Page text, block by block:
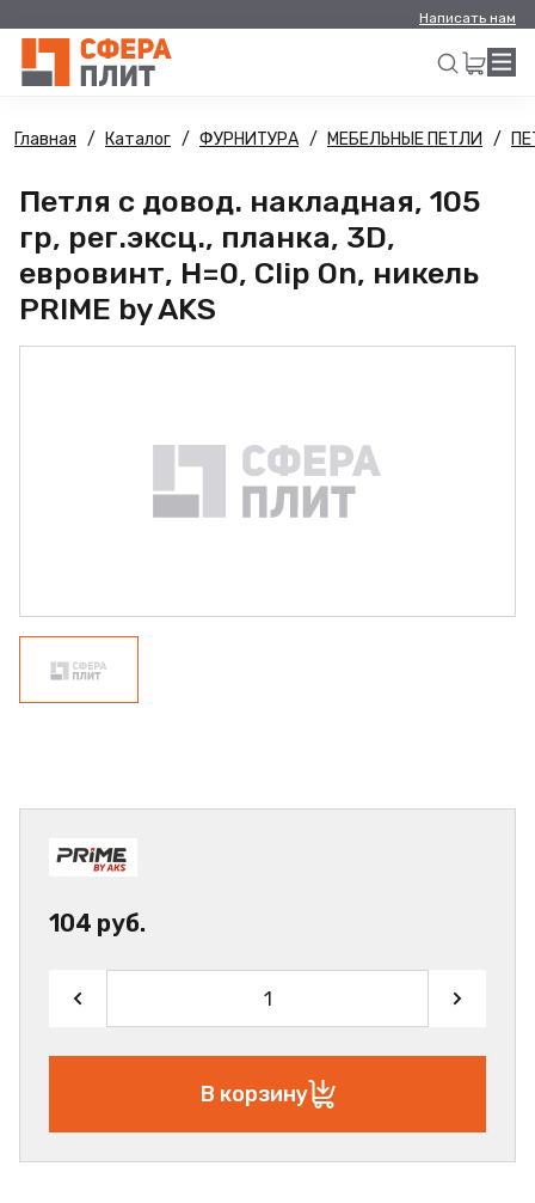
Написать нам
Искать
Главная Каталог ФУРНИТУРА МЕБЕЛЬНЫЕ ПЕТЛИ
Петля с довод. накладная, 105
гр, рег.эксц., планка, 3D,
евровинт, H=0, Clip On, никель
PRIME by AKS
104 руб.
В корзину